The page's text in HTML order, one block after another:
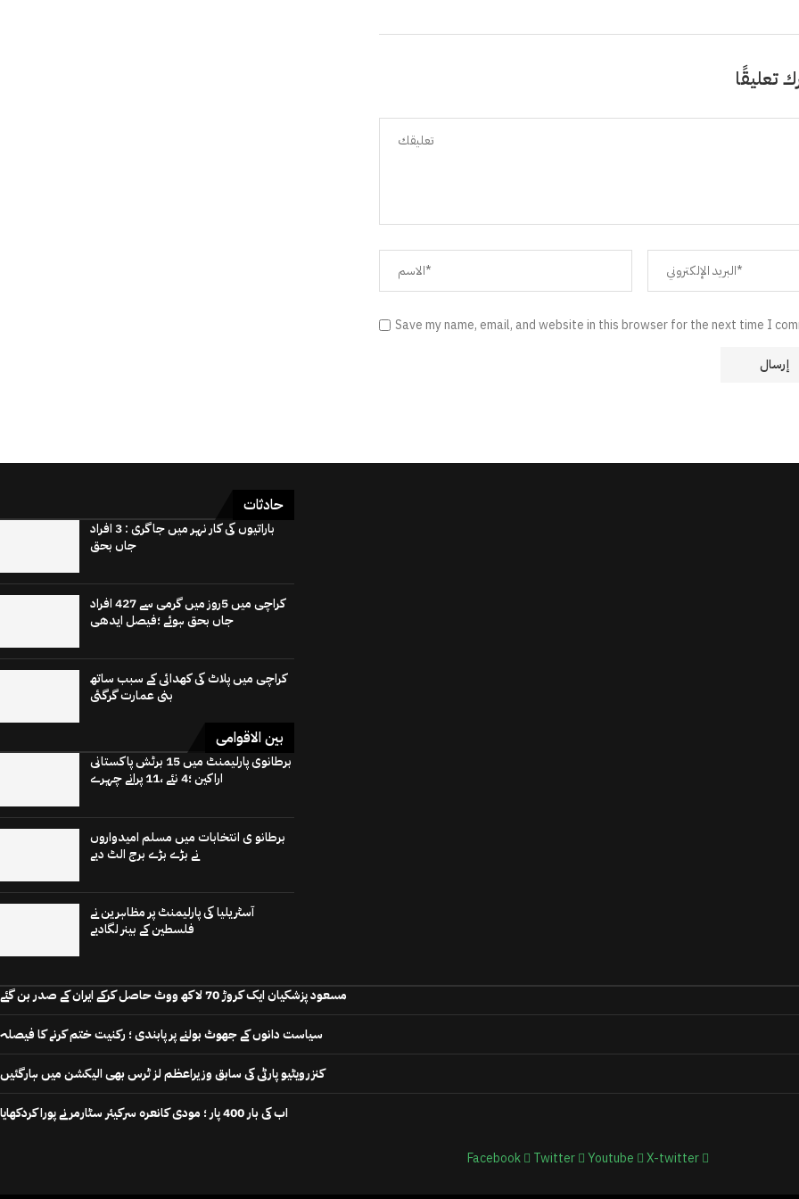
تعليقًا
Save my name, email, and website in this browser for the next time I
حادثات
باراتیوں کی کار نہر میں جاگری : 3 افراد
جاں بحق
کراچی میں 5روز میں گرمی سے 427 افراد
جاں بحق ہوئے ؛فیصل ایدھی
کراچی میں پلاٹ کی کھدائی کے سبب ساتھ
بنی عمارت گرگئی
بین الاقوامی
برطانوی پارلیمنٹ میں 15 برٹش پاکستانی
اراکین ؛4 نئے ،11 پرانے چہرے
برطانو ی انتخابات میں مسلم امیدواروں
نے بڑے بڑے برج الٹ دیے
آسٹریلیا کی پارلیمنٹ پر مظاہرین نے
فلسطین کے بینر لگادیے
مسعود پزشکیان ایک کروڑ 70 لاکھ ووٹ حاصل کرکے ایران کے صدر بن گئے
سیاست دانوں کے جھوٹ بولنے پر پابندی ؛ رکنیت ختم کرنے کا فیصلہ
کنزرویٹیو پارٹی کی سابق وزیراعظم لز ٹرس بھی الیکشن میں ہارگئیں
اب کی بار 400 پار ؛ مودی کانعرہ سرکیئر سٹارمر نے پورا کردکھایا
Facebook Twitter Youtube X-twitter